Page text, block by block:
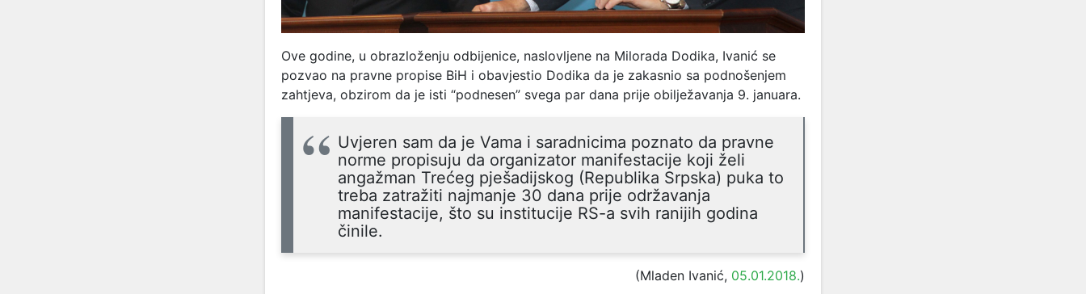
Ove godine, u obrazloženju odbijenice, naslovljene na Milorada Dodika, Ivanić se
pozvao na pravne propise BiH i obavjestio Dodika da je zakasnio sa podnošenjem
zahtjeva, obzirom da je isti “podnesen” svega par dana prije obilježavanja 9. januara.
Uvjeren sam da je Vama i saradnicima poznato da pravne
norme propisuju da organizator manifestacije koji želi
angažman Trećeg pješadijskog (Republika Srpska) puka to
treba zatražiti najmanje 30 dana prije održavanja
manifestacije, što su institucije RS-a svih ranijih godina
činile.
(Mladen Ivanić, 05.01.2018.)